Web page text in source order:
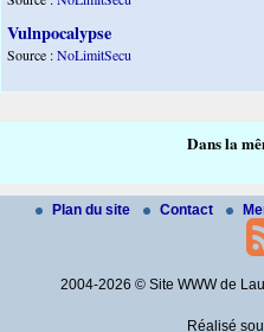
Vulnpocalypse
Source :NoLimitSecu
Dans la
Plan du site Contact
2004-2026 © Site WWW de
Réalisé